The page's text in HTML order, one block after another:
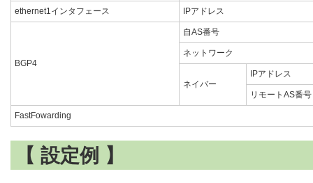
ethernet1インタフェース IPアドレス
BGP4
自AS番号
ネットワーク
ネイバー
IPアドレス
リモートAS番号
FastFowarding
【 設定例 】